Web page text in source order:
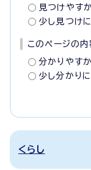
見つけやす
少し見つけ
このページの
分かりやす
少し分かり
くらし